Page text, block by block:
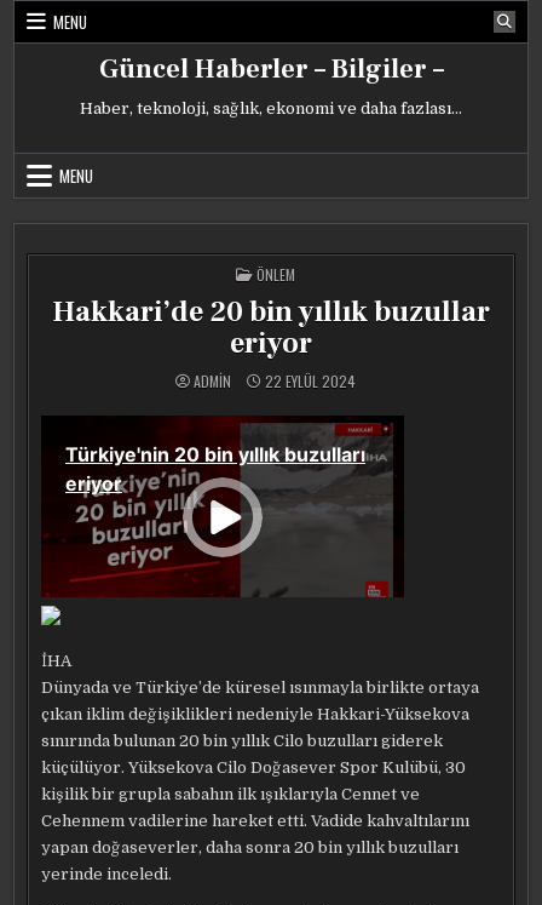
Skip
MENU
Güncel Haberler – Bilgiler –
Haber, teknoloji, sağlık, ekonomi ve daha fazlası…
MENU
POSTED
IN
ÖNLEM
Hakkari’de 20 bin yıllık buzullar
eriyor
ADMIN 22 EYLÜL 2024
İHA
Dünyada ve Türkiye’de küresel ısınmayla birlikte ortaya
çıkan iklim değişiklikleri nedeniyle Hakkari-Yüksekova
sınırında bulunan 20 bin yıllık Cilo buzulları giderek
küçülüyor. Yüksekova Cilo Doğasever Spor Kulübü, 30
kişilik bir grupla sabahın ilk ışıklarıyla Cennet ve
Cehennem vadilerine hareket etti. Vadide kahvaltılarını
yapan doğaseverler, daha sonra 20 bin yıllık buzulları
yerinde inceledi.